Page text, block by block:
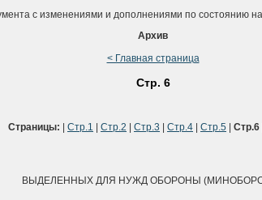
с изменениями и дополнениями по состоянию
Архив
< Главная страница
Стр. 6
Страницы: Стр.1 Стр.2 Стр.3 Стр.4 Стр.5 Стр.6
ВЫДЕЛЕННЫХ ДЛЯ НУЖД ОБОРОНЫ